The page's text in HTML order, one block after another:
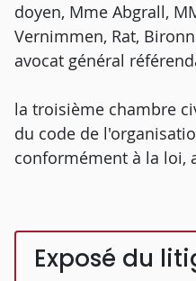
doyen, Mme Abgrall,
Vernimmen, Rat,
avocat général
la troisième chambre
du code de
conformément à la loi,
Exposé du